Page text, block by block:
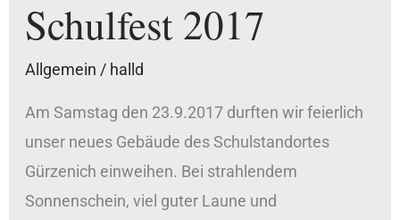
Schulfest 2017
Allgemein / halld
Am Samstag den 23.9.2017 durften wir feierlich
unser neues Gebäude des Schulstandortes
Gürzenich einweihen. Bei strahlendem
Sonnenschein, viel guter Laune und